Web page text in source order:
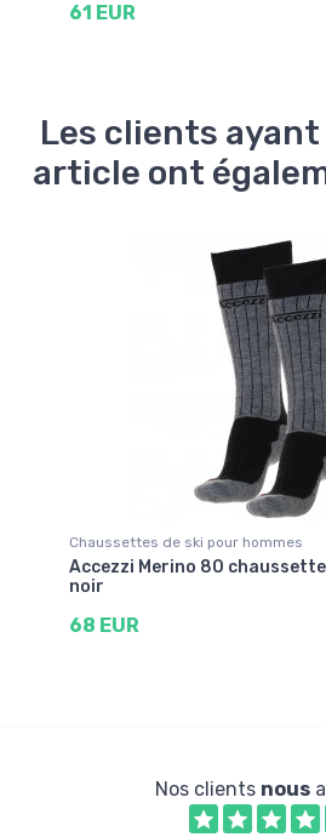
61 EUR
Les clients
article ont
Chaussettes de ski pour hommes
Accezzi Merino 80
noir
68 EUR
Nos clients nous